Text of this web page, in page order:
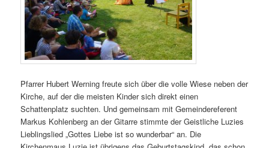
Pfarrer Hubert Werning freute sich über die volle Wiese neben der
Kirche, auf der die meisten Kinder sich direkt einen
Schattenplatz suchten. Und gemeinsam mit Gemeindereferent
Markus Kohlenberg an der Gitarre stimmte der Geistliche Luzies
Lieblingslied „Gottes Liebe ist so wunderbar“ an. Die